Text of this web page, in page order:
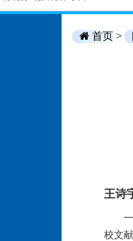
首页 >
王诗
校文